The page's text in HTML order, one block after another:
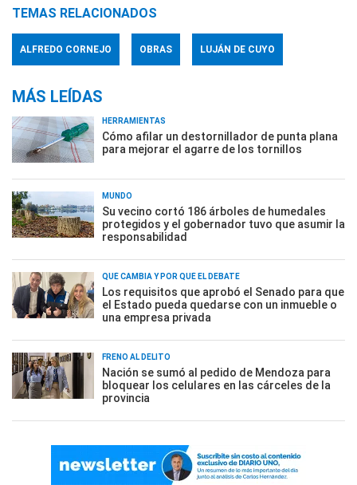
TEMAS RELACIONADOS
ALFREDO CORNEJO OBRAS LUJÁN DE CUYO
MÁS LEÍDAS
HERRAMIENTAS
Cómo afilar un destornillador de punta plana
para mejorar el agarre de los tornillos
MUNDO
Su vecino cortó 186 árboles de humedales
protegidos y el gobernador tuvo que asumir la
responsabilidad
QUÉ CAMBIA Y POR QUÉ EL DEBATE
Los requisitos que aprobó el Senado para que
el Estado pueda quedarse con un inmueble o
una empresa privada
FRENO AL DELITO
Nación se sumó al pedido de Mendoza para
bloquear los celulares en las cárceles de la
provincia